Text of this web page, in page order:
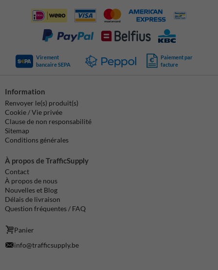
Virement
bancaire SEPA
Paiement par
facture
Information
Renvoyer le(s) produit(s)
Cookie / Vie privée
Clause de non responsabilité
Sitemap
Conditions générales
À propos de TrafficSupply
Contact
À propos de nous
Nouvelles et Blog
Délais de livraison
Question fréquentes / FAQ
Panier
info@trafficsupply.be